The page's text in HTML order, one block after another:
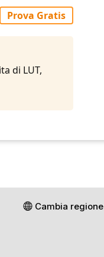
Prova Gratis
di LUT,
Cambia regione